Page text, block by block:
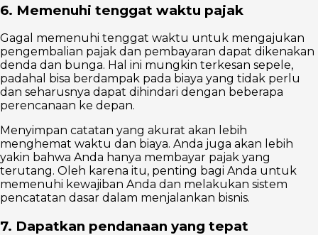
6. Memenuhi tenggat waktu pajak
Gagal memenuhi tenggat waktu untuk mengajukan
pengembalian pajak dan pembayaran dapat dikenakan
denda dan bunga. Hal ini mungkin terkesan sepele,
padahal bisa berdampak pada biaya yang tidak perlu
dan seharusnya dapat dihindari dengan beberapa
perencanaan ke depan.
Menyimpan catatan yang akurat akan lebih
menghemat waktu dan biaya. Anda juga akan lebih
yakin bahwa Anda hanya membayar pajak yang
terutang. Oleh karena itu, penting bagi Anda untuk
memenuhi kewajiban Anda dan melakukan sistem
pencatatan dasar dalam menjalankan bisnis.
7. Dapatkan pendanaan yang tepat